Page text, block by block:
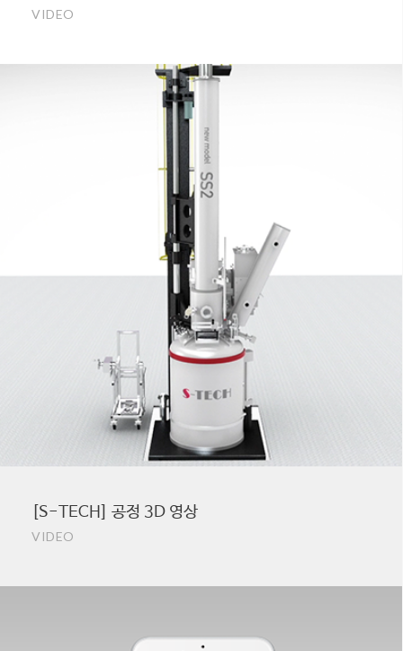
VIDEO
[S-TECH] 공정 3D 영상
VIDEO